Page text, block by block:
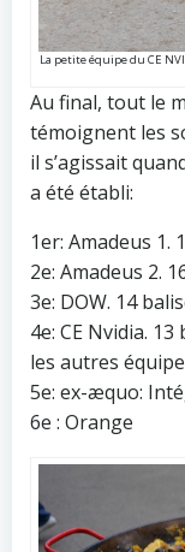
La petite équipe du CE
Au final, tout le
témoignent les
il s’agissait
a été établi:
1er: Amadeus 1.
2e: Amadeus 2.
3e: DOW. 14
4e: CE Nvidia.
les autres
5e: ex-æquo:
6e : Orange